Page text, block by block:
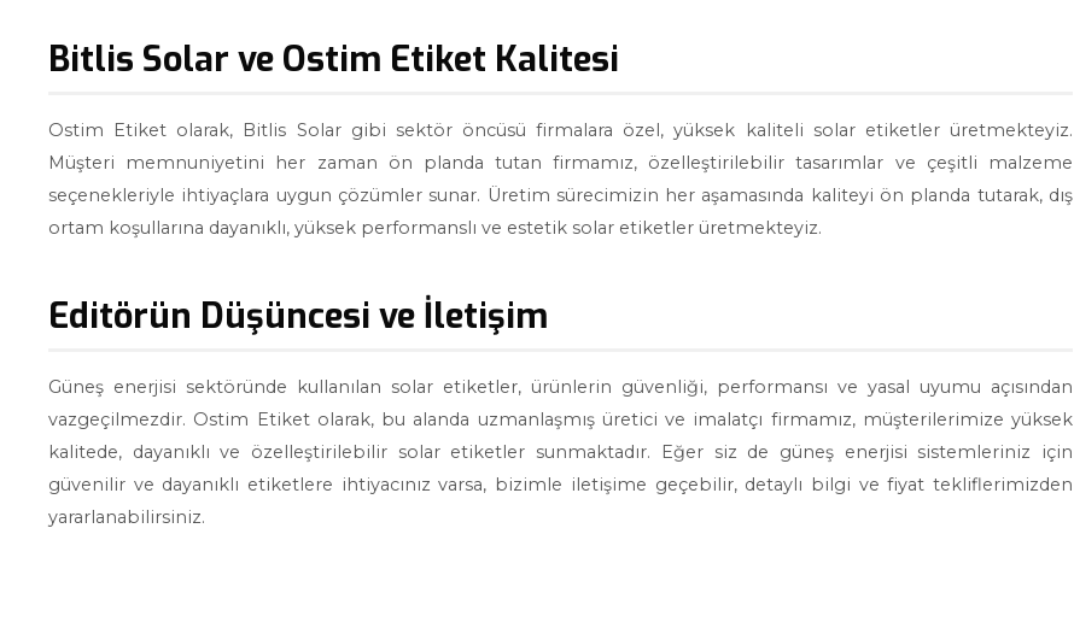
Bitlis Solar ve Ostim Etiket Kalitesi
Ostim Etiket olarak, Bitlis Solar gibi sektör öncüsü firmalara özel, yüksek kaliteli solar etiketler üretmekteyiz.
Müşteri memnuniyetini her zaman ön planda tutan firmamız, özelleştirilebilir tasarımlar ve çeşitli malzeme
seçenekleriyle ihtiyaçlara uygun çözümler sunar. Üretim sürecimizin her aşamasında kaliteyi ön planda tutarak, dış
ortam koşullarına dayanıklı, yüksek performanslı ve estetik solar etiketler üretmekteyiz.
Editörün Düşüncesi ve İletişim
Güneş enerjisi sektöründe kullanılan solar etiketler, ürünlerin güvenliği, performansı ve yasal uyumu açısından
vazgeçilmezdir. Ostim Etiket olarak, bu alanda uzmanlaşmış üretici ve imalatçı firmamız, müşterilerimize yüksek
kalitede, dayanıklı ve özelleştirilebilir solar etiketler sunmaktadır. Eğer siz de güneş enerjisi sistemleriniz için
güvenilir ve dayanıklı etiketlere ihtiyacınız varsa, bizimle iletişime geçebilir, detaylı bilgi ve fiyat tekliflerimizden
yararlanabilirsiniz.